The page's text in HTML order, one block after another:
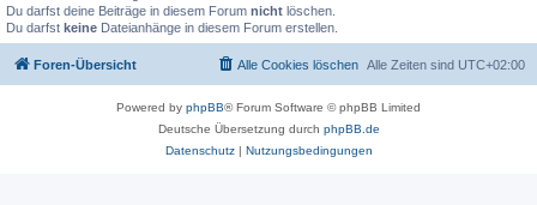
Du darfst deine Beiträge in diesem Forum nicht löschen.
Du darfst keine Dateianhänge in diesem Forum erstellen.
Foren-Übersicht Alle Zeiten sind UTC+02:00
Alle Cookies löschen
Powered by phpBB® Forum Software © phpBB Limited
Deutsche Übersetzung durch phpBB.de
Datenschutz| Nutzungsbedingungen